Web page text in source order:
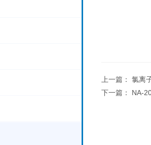
上一篇： 氯离
下一篇： NA-